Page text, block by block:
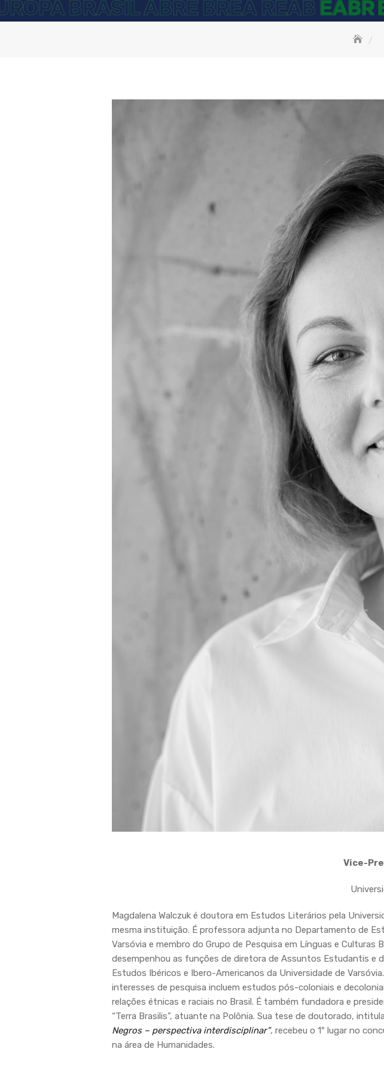
Vice-
Magdalena Walczuk é doutora em Estudos Literários pela
mesma instituição. É professora adjunta no Departamento de
Varsóvia e membro do Grupo de Pesquisa em Línguas e Culturas
desempenhou as funções de diretora de Assuntos Estudantis e
Estudos Ibéricos e Ibero-Americanos da Universidade de
interesses de pesquisa incluem estudos pós-coloniais e
relações étnicas e raciais no Brasil. É também fundadora e
“Terra Brasilis”, atuante na Polônia. Sua tese de doutorado,
Negros – perspectiva interdisciplinar”, recebeu o 1º lugar no
na área de Humanidades.